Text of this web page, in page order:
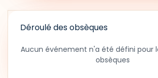
Déroulé des obsèques
Aucun événement n'a été défini pour
obsèques